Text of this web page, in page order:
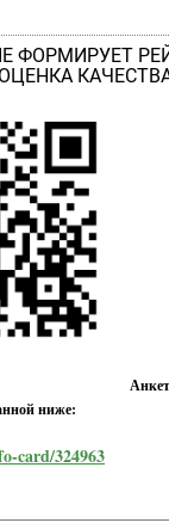
ФОРМИРУЕТ
ниже:
card/324963